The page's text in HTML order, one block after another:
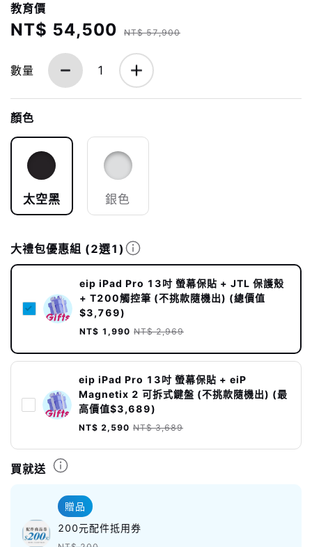
教育價
NT$ 54,500 NT$ 57,900
數量 1
顏色
太空黑 銀色
大禮包優惠組 (2選1)
eip iPad Pro 13吋 螢幕保貼 + JTL 保護殼
+ T200觸控筆 (不挑款隨機出) (總價值
$3,769)
NT$ 1,990 NT$ 2,969
eip iPad Pro 13吋 螢幕保貼 + eiP
Magnetix 2 可拆式鍵盤 (不挑款隨機出) (最
高價值$3,689)
NT$ 2,590 NT$ 3,689
買就送
贈品
200元配件抵用券